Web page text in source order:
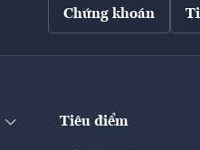
Chứng khoán
Tiêu điểm